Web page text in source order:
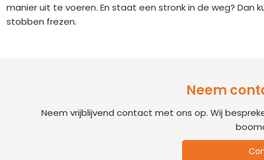
manier uit te voeren. En staat een stronk in de weg? Dan
stobben frezen.
Neem
Neem vrijblijvend contact met ons op. Wij